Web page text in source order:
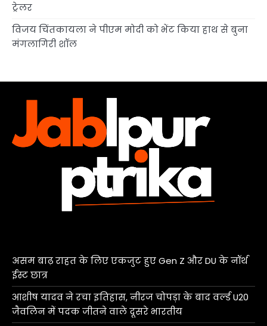
ट्रेलर
विजय चिंतकायला ने पीएम मोदी को भेंट किया हाथ से बुना
मंगलागिरी शॉल
असम बाढ़ राहत के लिए एकजुट हुए Gen Z और DU के नॉर्थ
ईस्ट छात्र
आशीष यादव ने रचा इतिहास, नीरज चोपड़ा के बाद वर्ल्ड U20
जैवलिन में पदक जीतने वाले दूसरे भारतीय